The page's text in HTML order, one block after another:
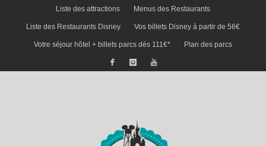
Liste des attractions Menus des Restaurants
Liste des Restaurants Disney Vos billets Disney à partir de 56€
Votre séjour hôtel + billets parcs dès 111€* Plan des parcs